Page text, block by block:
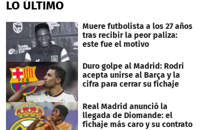
14
LO ÚLTIMO
Muere futbolista a los 27 años
tras recibir la peor paliza:
este fue el motivo
Duro golpe al Madrid: Rodri
acepta unirse al Barça y la
cifra para cerrar su fichaje
Real Madrid anunció la
llegada de Diomande: el
fichaje más caro y su contrato